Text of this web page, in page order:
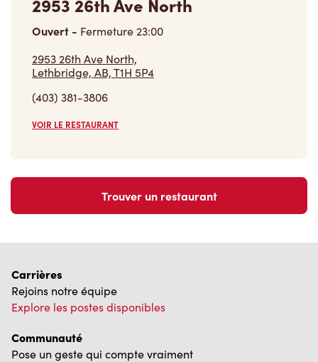
2953 26th Ave North
Ouvert - Fermeture23:00
2953 26th Ave North,
Lethbridge, AB, T1H 5P4
(403) 381-3806
VOIR LE RESTAURANT
Trouver un restaurant
Carrières
Rejoins notre équipe
Explore les postes disponibles
Communauté
Pose un geste qui compte vraiment